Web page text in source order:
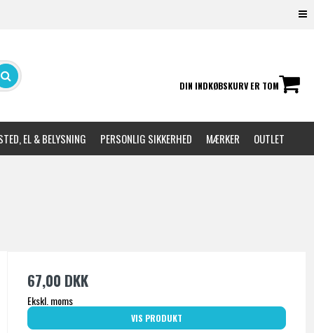
DIN INDKØBSKURV ER TOM
EL & BELYSNING PERSONLIG SIKKERHED MÆRKER OUTLET
67,00 DKK
Ekskl. moms
VIS PRODUKT